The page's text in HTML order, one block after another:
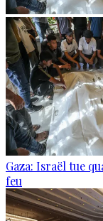
Gaza: Israël tue
feu